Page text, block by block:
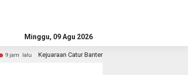
Advertorial
Minggu, 09 Agu 2026
Catur Banten Diikuti Ratusan Atlet, Wagub Tekankan